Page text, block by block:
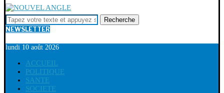
Recherche
NEWSLETTER
lundi 10 août 2026
ACCUEIL
POLITIQUE
SANTE
SOCIETE